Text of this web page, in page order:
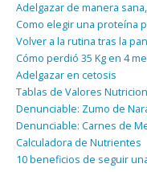
Adelgazar de manera
Como elegir una proteína
Volver a la rutina tras la
Cómo perdió 35 Kg en 4
Adelgazar en cetosis
Tablas de Valores
Denunciable: Zumo de
Denunciable: Carnes de
Calculadora de Nutrientes
10 beneficios de seguir